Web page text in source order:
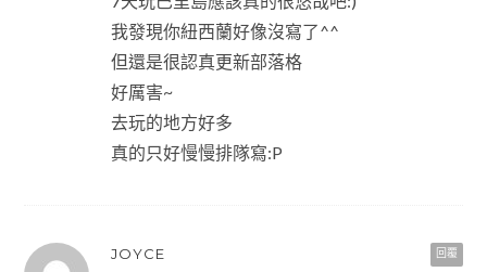
我發現你紐西蘭好像沒寫了^^
但還是很認真更新部落格
好厲害~
去玩的地方好多
真的只好慢慢排隊寫:P
回覆
JOYCE